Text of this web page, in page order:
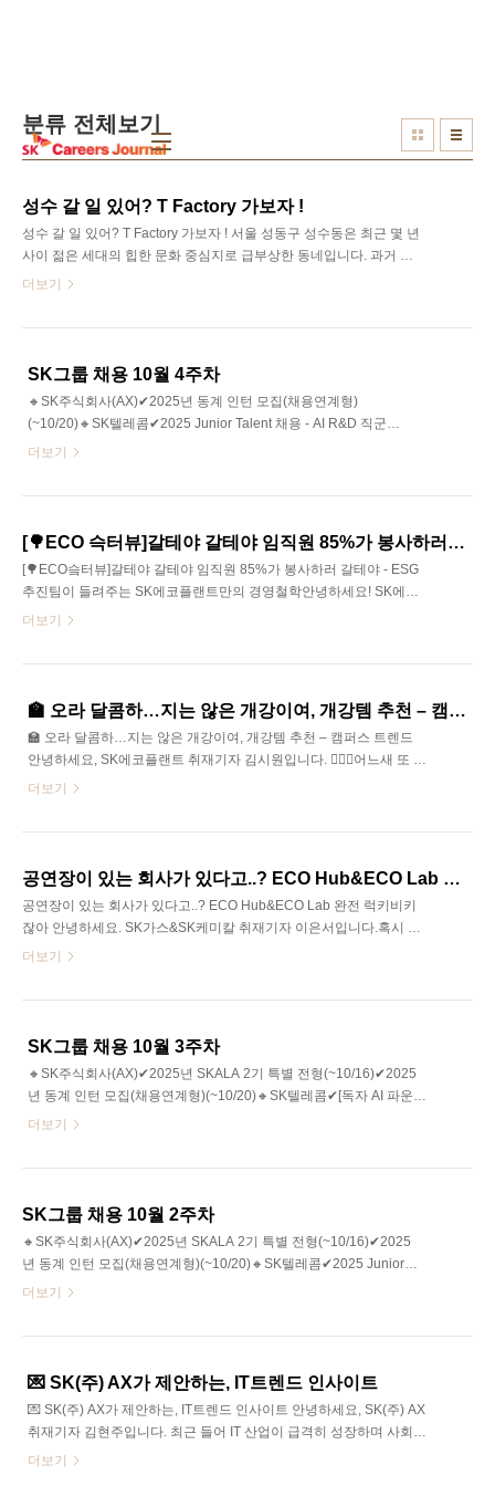
분류 전체보기
성수 갈 일 있어? T Factory 가보자 !
성수 갈 일 있어? T Factory 가보자 ! 서울 성동구 성수동은 최근 몇 년
사이 젊은 세대의 힙한 문화 중심지로 급부상한 동네입니다. 과거 공
장 지대의 거친 풍경과 MZ세대의 트렌디한 감성이 한데 어우러져 독
다.SKT는 T Factory 성수를 단순 전시관이 아닌 체험형 복합문화공간
으로 만들어, 젊은 세대와 더욱 활발히 교감하는 새로운 문화 소통의
장으로 키워나갈 계획입니다. 성수동의 새로운 핫플레이스, T Factory
성수에 직접 방문하여 SK텔레콤 티팩토리팀 손누리 담당자님께 티팩
토리에 대한 자세..
더보기
SK그룹 채용 10월 4주차
🔸SK주식회사(AX)✔2025년 동계 인턴 모집(채용연계형)
(~10/20)🔸SK텔레콤✔2025 Junior Talent 채용 - AI R&D 직군
(~10/22)✔2025 Junior Talent 채용 - 보안 직군(~10/22)🔸SK실트론
발 담당자 채용(~10/21)✔양극소재개발(활물질/바인더/도전제) 담당
자 채용(~10/21)✔음극소재개발 담당자 채용(~10/21)✔System개발
담당자 채용(~10/21)✔리튬메탈 음극개발 담당자 채용(~10/21)✔황
화물계전고체 양극개..
더보기
[🌳ECO 슥터뷰]갈테야 갈테야 임직원 85%가 봉사하러 갈테야 - ESG 추진팀이 들려주는 SK에코플랜트만의 경영철학
[🌳ECO슼터뷰]갈테야 갈테야 임직원 85%가 봉사하러 갈테야 - ESG
추진팀이 들려주는 SK에코플랜트만의 경영철학안녕하세요! SK에코
플랜트 취재기자 김시원입니다 🙋🏻‍♂️올해 상반기, SK에코플랜트 많은
하고 운영하며, 세상을 조금 더 긍정적으로 바꾸고자 힘쓰는ESG추진
팀 성나희 프로님을 모셨습니다. 💌ESG 직무부터 SK에코플랜트의
경영철학까지 생생한 이야기를 들려주셨으니, 함께 잘 따라와 보실까
요?SK Careers Editor 22기 김시원안녕하세요, SK에코플랜트 ESG
추진..
더보기
🏫 오라 달콤하…지는 않은 개강이여, 개강템 추천 – 캠퍼스 트렌드
🏫 오라 달콤하…지는 않은 개강이여, 개강템 추천 – 캠퍼스 트렌드
안녕하세요, SK에코플랜트 취재기자 김시원입니다. 🙇🏻‍♂️어느새 또 돌
아온 개강 시즌, 준비 잘 하고 계시나요? 🏫 개강은 단순히 수업이 시
큼, 실용적이고 일상에 큰 도움이 되는 아이템들을 엄선했으니 참고
하세요!SK Careers Editor 22기 김시원📌 ITEM 1. 노트북 거치대장
시간 노트북 사용 시 목과 어깨 부담이 큰데, 높이 조절 가능한 노트북
거치대를 사용하면 올바른 자세 유지에 큰 도움이 돼요. 특히 과제..
더보기
공연장이 있는 회사가 있다고..? ECO Hub&ECO Lab 완전 럭키비키잖아
공연장이 있는 회사가 있다고..? ECO Hub&ECO Lab 완전 럭키비키
잖아 안녕하세요. SK가스&SK케미칼 취재기자 이은서입니다.혹시 공
연장이 있는 회사가 있다면 믿으시겠습니까…?판교에 위치한 SK 가
한 공간입니다. 이번 사옥 탐방에서는 ‘ECO Hub’과 ‘ECO Lab’를 직
접 소개해주실 현직자분들을 만나 이야기를 들어보려 합니다. ECO
Hub에서 근무 중인 김용화님, ECO Lab에서 근무 중인 지정호님과
함께 사옥의 매력을 하나씩 살펴보시죠! 🍀SK Careers Edit..
더보기
SK그룹 채용 10월 3주차
🔸SK주식회사(AX)✔2025년 SKALA 2기 특별 전형(~10/16)✔2025
년 동계 인턴 모집(채용연계형)(~10/20)🔸SK텔레콤✔[독자 AI 파운데
이션 모델 인턴십] 모델 벤치마크 및 데이터 처리(~10/13)✔2025
(~10/21)✔선행Cell공정개발 담당자 채용(~10/21)✔양극소재개발(활
물질/바인더/도전제) 담당자 채용(~10/21)✔음극소재개발 담당자 채
용(~10/21)✔System개발 담당자 채용(~10/21)✔리튬메탈 음극개발
담당자 채용(~10/..
더보기
SK그룹 채용 10월 2주차
🔸SK주식회사(AX)✔2025년 SKALA 2기 특별 전형(~10/16)✔2025
년 동계 인턴 모집(채용연계형)(~10/20)🔸SK텔레콤✔2025 Junior
Talent 채용 - 법무 직군(~10/10)✔2025 Junior Talent 채용 - Infra 직
(LS)✔청주공장 의약품 생산·공정관리 담당 신입(전환형 인턴) 모집
(~10/13)🔸SK온✔System평가 담당자 채용(~10/21)✔선행Pack개발
담당자 채용(~10/21)✔선행Cell공정개발 ..
더보기
💌 SK(주) AX가 제안하는, IT트렌드 인사이트
💌 SK(주) AX가 제안하는, IT트렌드 인사이트 안녕하세요, SK(주) AX
취재기자 김현주입니다. 최근 들어 IT 산업이 급격히 성장하며 사회
전반에 큰 영향을 미치고 있습니다. 인공지능, 빅데이터, 클라우드 등
더보기